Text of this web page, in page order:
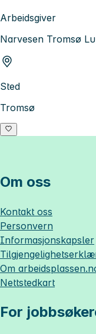
Arbeidsgiver
Narvesen Tromsø
Sted
Tromsø
Om oss
Kontakt oss
Personvern
Informasjonskapsler
Om
Nettstedkart
For